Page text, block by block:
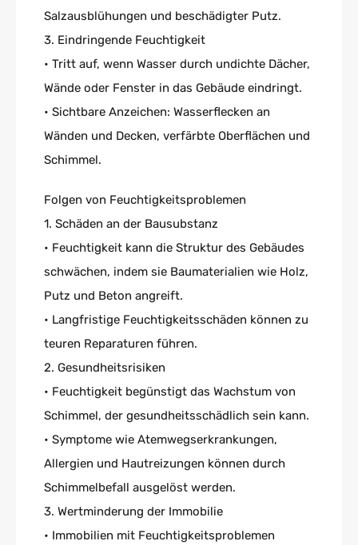
Salzausblühungen und beschädigter Putz.
3. Eindringende Feuchtigkeit
• Tritt auf, wenn Wasser durch undichte Dächer,
Wände oder Fenster in das Gebäude eindringt.
• Sichtbare Anzeichen: Wasserflecken an
Wänden und Decken, verfärbte Oberflächen und
Schimmel.
Folgen von Feuchtigkeitsproblemen
1. Schäden an der Bausubstanz
• Feuchtigkeit kann die Struktur des Gebäudes
schwächen, indem sie Baumaterialien wie Holz,
Putz und Beton angreift.
• Langfristige Feuchtigkeitsschäden können zu
teuren Reparaturen führen.
2. Gesundheitsrisiken
• Feuchtigkeit begünstigt das Wachstum von
Schimmel, der gesundheitsschädlich sein kann.
• Symptome wie Atemwegserkrankungen,
Allergien und Hautreizungen können durch
Schimmelbefall ausgelöst werden.
3. Wertminderung der Immobilie
• Immobilien mit Feuchtigkeitsproblemen